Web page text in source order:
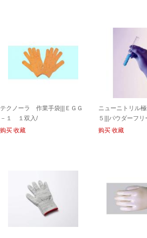
テクノーラ 作業手袋|||ＥＧＧ
－１ １双入/
购买 收藏
ニューニトリル
５|||パウダーフ
０入/
购买 收藏